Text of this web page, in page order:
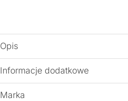
Opis
Informacje dodatkowe
Marka